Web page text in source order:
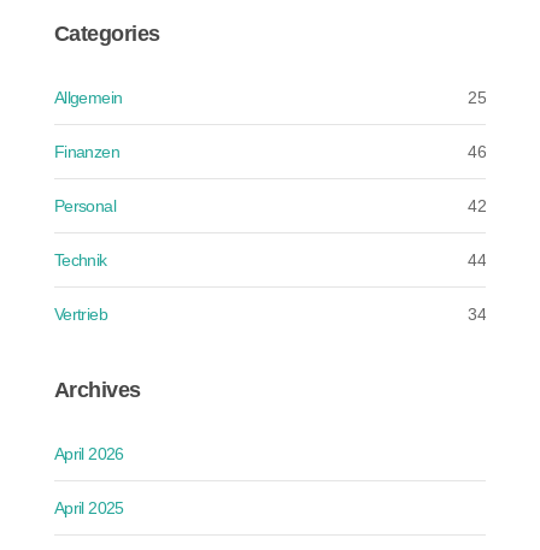
Categories
Allgemein 25
Finanzen 46
Personal 42
Technik 44
Vertrieb 34
Archives
April 2026
April 2025